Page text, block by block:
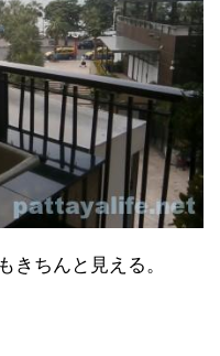
きちんと見える。